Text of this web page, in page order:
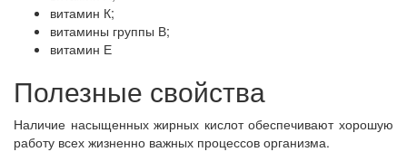
витамин К;
витамины группы В;
витамин Е
Полезные свойства
Наличие насыщенных жирных кислот обеспечивают хорошую
работу всех жизненно важных процессов организма.